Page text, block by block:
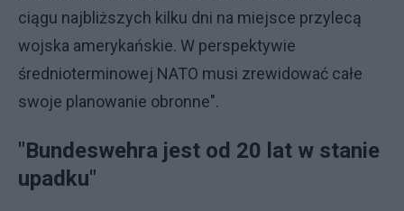
ciągu najbliższych kilku dni na miejsce przylecą
wojska amerykańskie. W perspektywie
średnioterminowej NATO musi zrewidować całe
swoje planowanie obronne".
"Bundeswehra jest od 20 lat w stanie
upadku"